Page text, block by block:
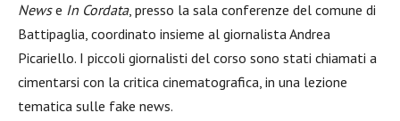
Newse In Cordata, presso la sala conferenze del comune di
Battipaglia, coordinato insieme al giornalista Andrea
Picariello. I piccoli giornalisti del corso sono stati chiamati a
cimentarsi con la critica cinematografica, in una lezione
tematica sulle fake news.